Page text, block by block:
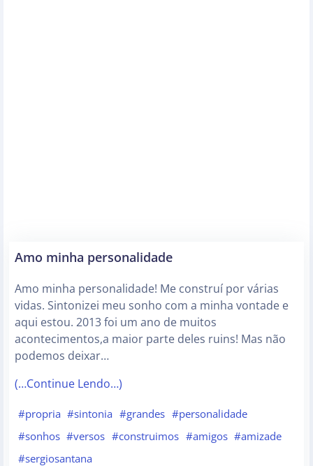
Amo minha personalidade
Amo minha personalidade! Me construí por várias
vidas. Sintonizei meu sonho com a minha vontade e
aqui estou. 2013 foi um ano de muitos
acontecimentos,a maior parte deles ruins! Mas não
podemos deixar…
(…Continue Lendo…)
#propria #sintonia #grandes #personalidade
#sonhos #versos #construimos #amigos #amizade
#sergiosantana